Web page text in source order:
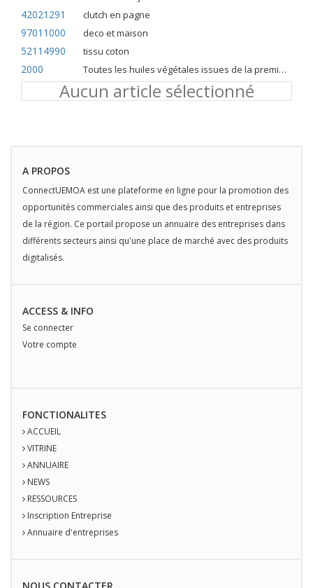
42021291 clutch en pagne
97011000 deco et maison
52114990 tissu coton
2000 Toutes les huiles végétales issues de la première pression à froid
Aucun article sélectionné
A PROPOS
ConnectUEMOA est une plateforme en ligne pour la promotion des
opportunités commerciales ainsi que des produits et entreprises
de la région. Ce portail propose un annuaire des entreprises dans
différents secteurs ainsi qu'une place de marché avec des produits
digitalisés.
ACCESS & INFO
Se connecter
Votre compte
FONCTIONALITES
ACCUEIL
VITRINE
ANNUAIRE
NEWS
RESSOURCES
Inscription Entreprise
Annuaire d'entreprises